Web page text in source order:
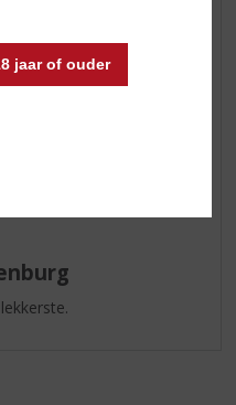
jaar of ouder
maar de enige echte